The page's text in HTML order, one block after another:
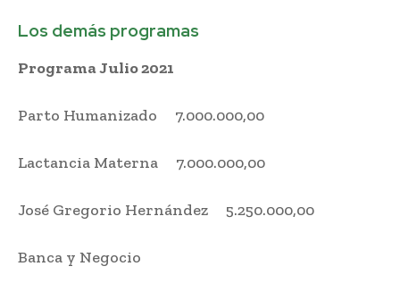
Los demás programas
Programa Julio 2021
Parto Humanizado 7.000.000,00
Lactancia Materna 7.000.000,00
José Gregorio Hernández 5.250.000,00
Banca y Negocio